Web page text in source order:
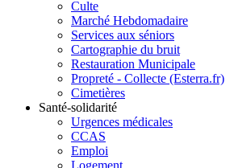
Culte
Marché Hebdomadaire
Services aux séniors
Cartographie du bruit
Restauration Municipale
Propreté - Collecte (Esterra.fr)
Cimetières
Santé-solidarité
Urgences médicales
CCAS
Emploi
Logement